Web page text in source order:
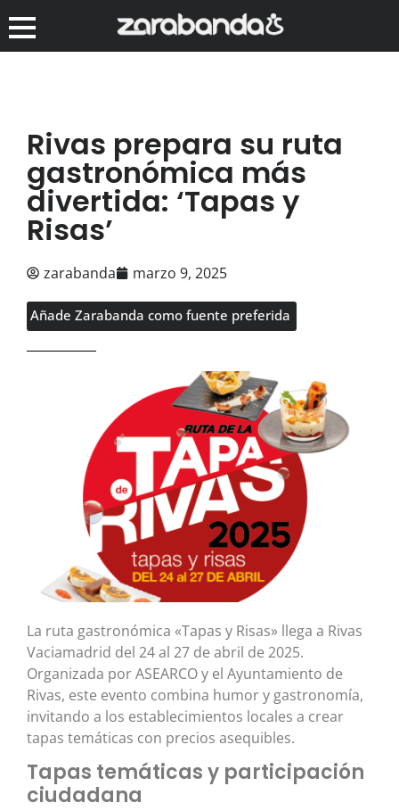
Rivas prepara su ruta
gastronómica más
divertida: ‘Tapas y
Risas’
zarabanda marzo 9, 2025
Añade Zarabanda como fuente preferida
La ruta gastronómica «Tapas y Risas» llega a Rivas
Vaciamadrid del 24 al 27 de abril de 2025.
Organizada por ASEARCO y el Ayuntamiento de
Rivas, este evento combina humor y gastronomía,
invitando a los establecimientos locales a crear
tapas temáticas con precios asequibles.
Tapas temáticas y participación
ciudadana